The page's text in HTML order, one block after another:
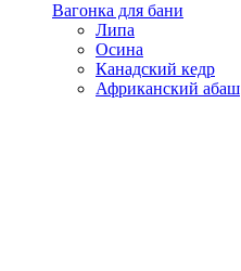
Вагонка для бани
Липа
Осина
Канадский кедр
Африканский абаш